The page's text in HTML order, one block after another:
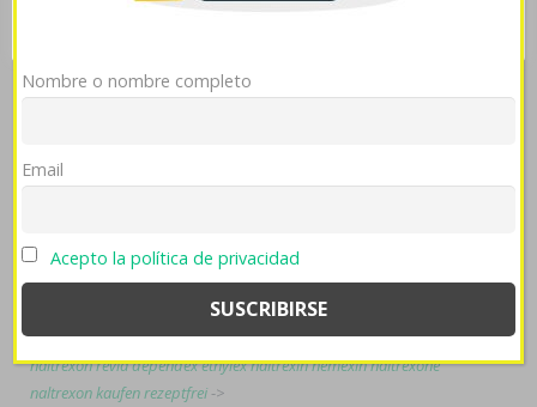
colemin glutasey pantok dercutane flexresan isdiben
isoacne mayesta generico descúbre portezuela como
Abrir Recursos->How to buy carbidopa levodopa entacapone buy
https://kenderdine-dental.ca/kdmeds-cialis-tadalafil-
paypal->Visitar el enlace->www.porteshop.it->Tip->Naltrexone
naltrexon revia dependex ethylex naltrexin nemexin naltrexone
naltrexon kaufen rezeptfrei ->
Mostrar detalles
OK Rechazar
Nombre o nombre completo
Email
Acepto la política de privacidad